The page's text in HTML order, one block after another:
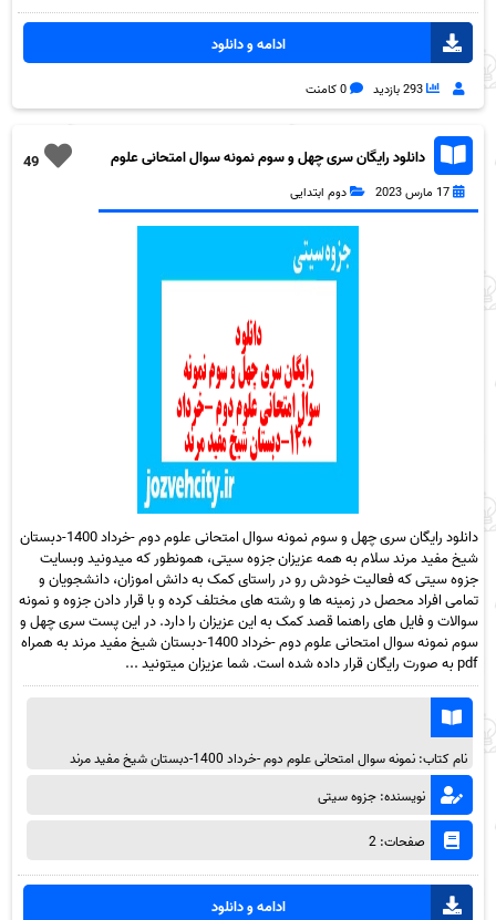
ادامه و دانلود
293 بازدید 0 کامنت
49
دانلود رایگان سری چهل و سوم نمونه سوال امتحانی علوم
17 مارس 2023 دوم ابتدایی
دانلود رایگان سری چهل و سوم نمونه سوال امتحانی علوم دوم -خرداد 1400-دبستان
شیخ مفید مرند سلام به همه عزیزان جزوه سیتی، همونطور که میدونید وبسایت
جزوه سیتی که فعالیت خودش رو در راستای کمک به دانش اموزان، دانشجویان و
تمامی افراد محصل در زمینه ها و رشته های مختلف کرده و با قرار دادن جزوه و نمونه
سوالات و فایل های راهنما قصد کمک به این عزیزان را دارد. در این پست سری چهل و
سوم نمونه سوال امتحانی علوم دوم -خرداد 1400-دبستان شیخ مفید مرند به همراه
pdf به صورت رایگان قرار داده شده است. شما عزیزان میتونید ...
نام کتاب: نمونه سوال امتحانی علوم دوم -خرداد 1400-دبستان شیخ مفید مرند
نویسنده: جزوه سیتی
صفحات: 2
ادامه و دانلود